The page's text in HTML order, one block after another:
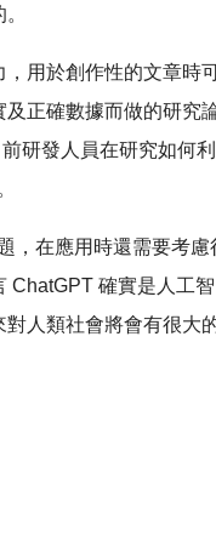
用於創作性的文章時
正確數據而做的研究
研發人員在研究如何利
，在應用時還需要考慮
ChatGPT 確實是人工智
人類社會將會有很大